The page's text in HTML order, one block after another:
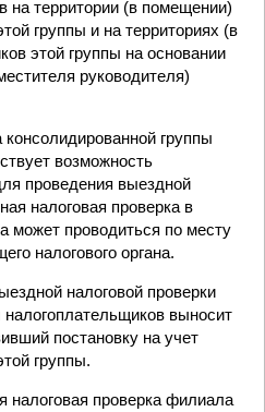
на территории (в помещении)
группы и на территориях (в
этой группы на основании
руководителя)
группы
возможность
проведения выездной
налоговая проверка в
может проводиться по месту
налогового органа.
налоговой проверки
выносит
постановку на учет
группы.
налоговая проверка филиала